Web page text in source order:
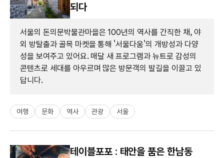
되다
서울의 돈의문박물관마을은 100년의 역사를 간직한 채, 야
외 방탈출과 골목 마켓을 통해 '서울다움'의 개방성과 다양
성을 보여주고 있어요. 매달 새 프로그램과 뉴트로 감성의
콘텐츠로 세대를 아우르며 많은 방문객의 발길을 이끌고 있
답니다.
여행 문화 역사 관광 서울
테이블포포 : 태안을 품은 한남동